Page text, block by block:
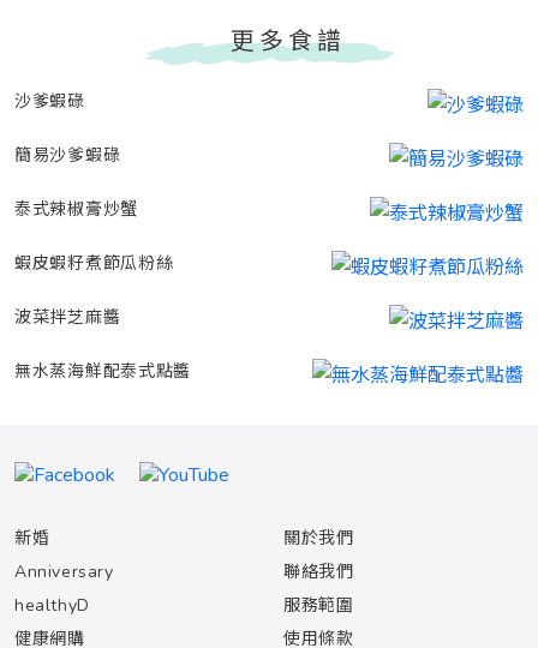
更多食譜
沙爹蝦碌
簡易沙爹蝦碌
泰式辣椒膏炒蟹
蝦皮蝦籽煮節瓜粉絲
波菜拌芝麻醬
無水蒸海鮮配泰式點醬
新婚
Anniversary
healthyD
健康網購
關於我們
聯絡我們
服務範圍
使用條款